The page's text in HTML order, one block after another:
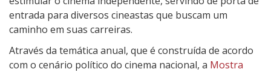
s
t
r
a
d
entrada para diversos cineastas que buscam um
caminho em suas carreiras.
Através da temática anual, que é construída de acordo
com o cenário político do cinema nacional, a Mostra